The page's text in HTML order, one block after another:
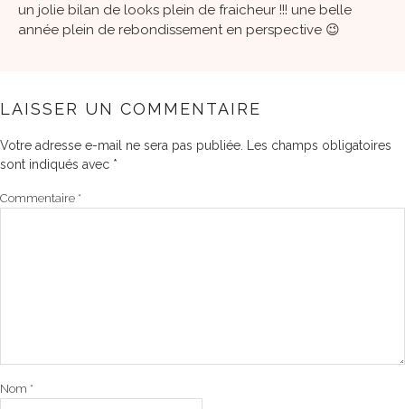
un jolie bilan de looks plein de fraicheur !!! une belle
année plein de rebondissement en perspective 😉
LAISSER UN COMMENTAIRE
Votre adresse e-mail ne sera pas publiée.
Les champs obligatoires
sont indiqués avec *
Commentaire *
Nom *